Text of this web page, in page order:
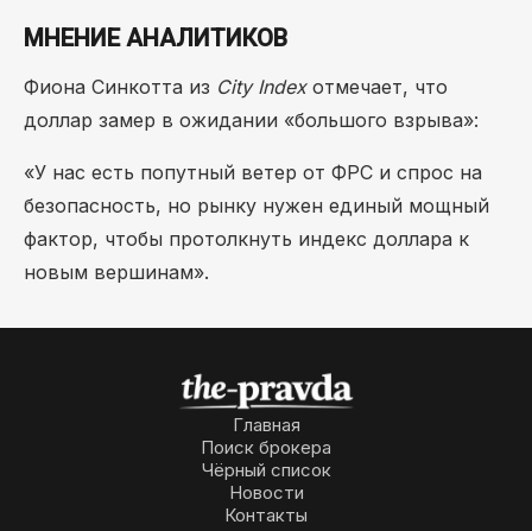
МНЕНИЕ АНАЛИТИКОВ
Фиона Синкотта из City Indexотмечает, что
доллар замер в ожидании «большого взрыва»:
«У нас есть попутный ветер от ФРС и спрос на
безопасность, но рынку нужен единый мощный
фактор, чтобы протолкнуть индекс доллара к
новым вершинам».
Главная
Поиск брокера
Чёрный список
Новости
Контакты